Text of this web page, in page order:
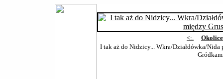
<:.
I tak aż do Nidzicy... Wkra/Działdówka/Nida